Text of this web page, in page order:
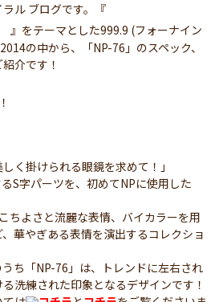
ル ブログです。『
』をテーマとした999.9 (フォーナイン
の中から、「NP-76」のスペック、
介です！
く掛けられる眼鏡を求めて！」
S字パーツを、初めてNPに使用した
ちよさと流麗な表情、バイカラーを用
華やぎある表情を演出するコレクショ
ち「NP-76」は、トレンドに左右され
洗練された印象となるデザインです！